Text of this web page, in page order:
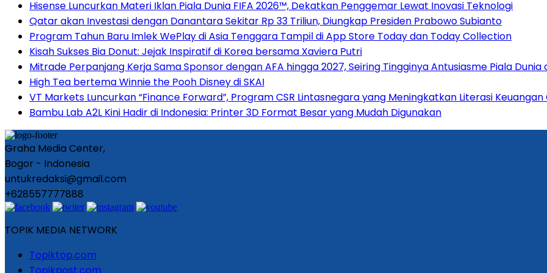
Hisense Luncurkan Materi Iklan Piala Dunia FIFA 2026™, Dekatkan Penggemar Lewat Inovasi Teknologi
Qatar akan Investasi dengan Danantara Sekitar Rp 33 Triliun, Diungkap Presiden Prabowo Subianto
Program Tahun Baru Imlek WePlay di Asia Tenggara Tampil di App Store Today dan Today Collection
Kisah Sukses Bia Donut: Jejak Inspiratif di Korea bersama Xaviera Putri
Mitrade Perpanjang Kerja Sama Sponsor dengan AFA hingga 2027, Seiring Tingginya Antusiasme Piala Dunia
High Tea bertema Winnie the Pooh Disney di SKAI
VT Markets Luncurkan “Finance Forward”, Program CSR Lintasnegara yang Meningkatkan Literasi
Bambu Lab A2L Kini Hadir di Indonesia: Printer 3D Format Besar yang Mudah Digunakan
Graha Media Center,
Bogor - Indonesia
untukredaksi@gmail.com
+628557777888
TOPIK MEDIA NETWORK
Topiktop.com